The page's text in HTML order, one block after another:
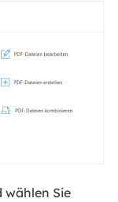
wählen Sie